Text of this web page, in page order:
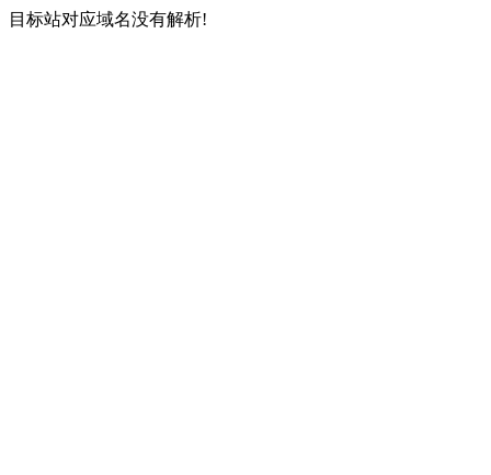
目标站对应域名没有解析!